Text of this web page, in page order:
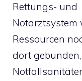
Rettungs- und
Notarztsystem
Ressourcen
dort